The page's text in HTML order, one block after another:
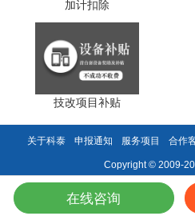
专
巨人”、专利软著申请、
证、科技型中小企业评价入库
学技术奖、科技成果评价 科
加计扣除
技改项目补贴
关于科泰 申报通知 服务项目 合作
Copyright © 2009-
在线咨询